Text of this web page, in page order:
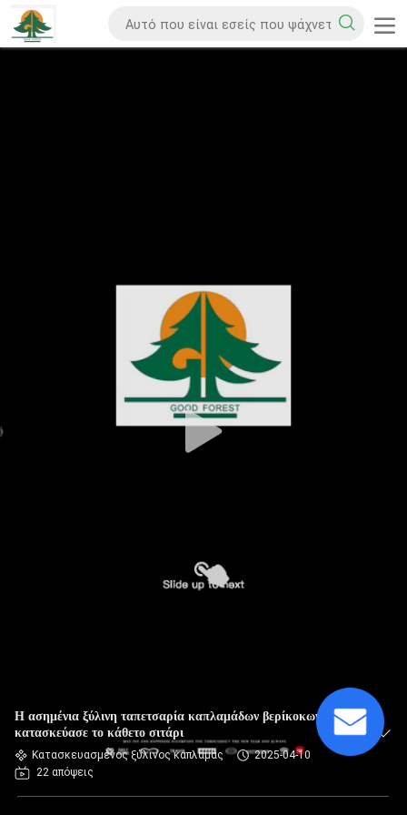
Η ασημένια ξύλινη ταπετσαρία καπλαμάδων βερίκοκων
κατασκεύασε το κάθετο σιτάρι
Κατασκευασμένος ξύλινος καπλαμάς
2025-04-10
22 απόψεις